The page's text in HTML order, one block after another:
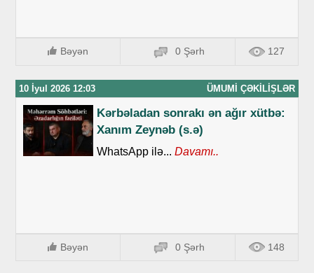
Bəyən 0 Şərh 127
10 İyul 2026 12:03 ÜMUMI ÇƏKILIŞLƏR
Kərbəladan sonrakı ən ağır xütbə:
Xanım Zeynəb (s.ə)
WhatsApp ilə... Davamı..
Bəyən 0 Şərh 148